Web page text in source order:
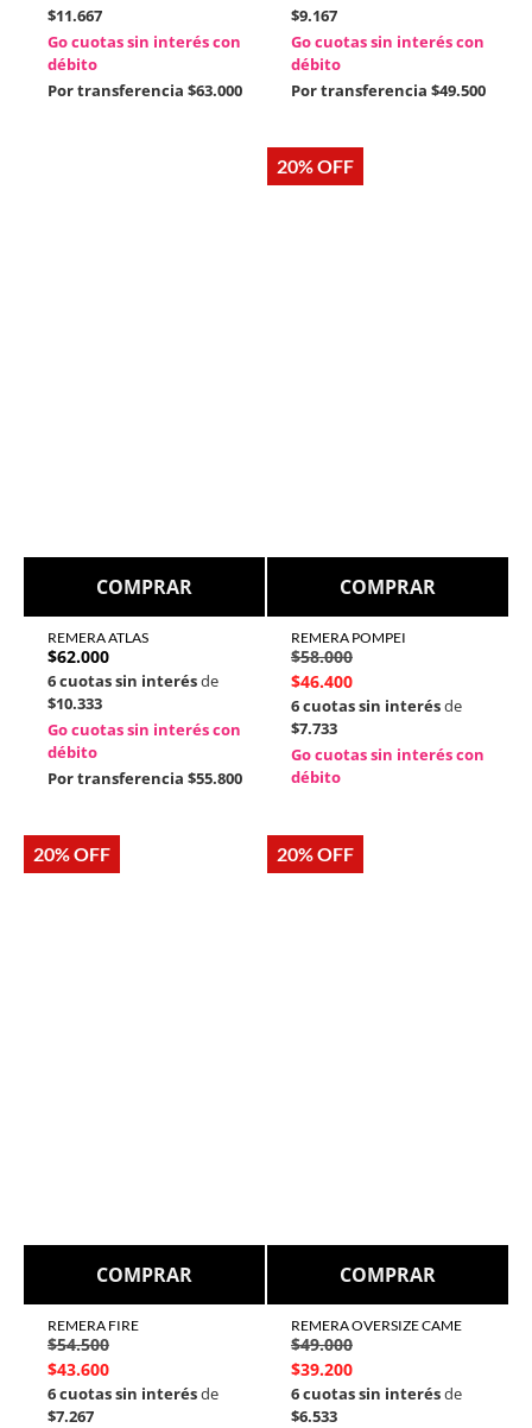
$11.667
Go cuotas sin interés con
débito
Por transferencia $63.000
$9.167
Go cuotas sin interés con
débito
Por transferencia $49.500
COMPRAR
REMERA ATLAS
$62.000
6 cuotas sin interésde
$10.333
Go cuotas sin interés con
débito
Por transferencia $55.800
20% OFF
COMPRAR
REMERA POMPEI
$58.000
$46.400
6 cuotas sin interésde
$7.733
Go cuotas sin interés con
débito
20% OFF
COMPRAR
REMERA FIRE
$54.500
$43.600
6 cuotas sin interésde
$7.267
20% OFF
COMPRAR
REMERA OVERSIZE CAME
$49.000
$39.200
6 cuotas sin interésde
$6.533